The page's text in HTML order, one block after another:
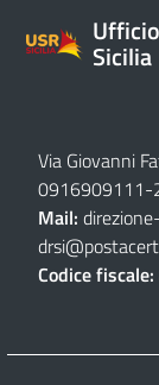
Sicilia
Via Giovanni
0916909111-
Mail:
Codice fiscale: